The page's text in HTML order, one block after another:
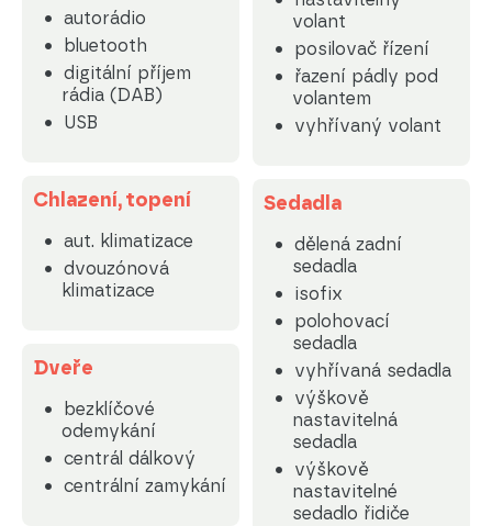
autorádio
bluetooth
digitální příjem
rádia (DAB)
USB
Chlazení, topení
aut. klimatizace
dvouzónová
klimatizace
Dveře
bezklíčové
odemykání
centrál dálkový
centrální zamykání
volant
posilovač řízení
řazení pádly pod
volantem
vyhřívaný volant
Sedadla
dělená zadní
sedadla
isofix
polohovací
sedadla
vyhřívaná sedadla
výškově
nastavitelná
sedadla
výškově
nastavitelné
sedadlo řidiče